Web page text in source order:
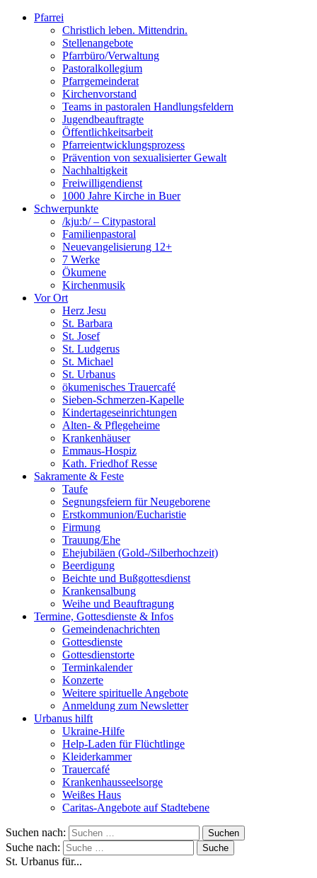
Pfarrei
Christlich leben. Mittendrin.
Stellenangebote
Pfarrbüro/Verwaltung
Pastoralkollegium
Pfarrgemeinderat
Kirchenvorstand
Teams in pastoralen Handlungsfeldern
Jugendbeauftragte
Öffentlichkeitsarbeit
Pfarreientwicklungsprozess
Prävention von sexualisierter Gewalt
Nachhaltigkeit
Freiwilligendienst
1000 Jahre Kirche in Buer
Schwerpunkte
/kju:b/ – Citypastoral
Familienpastoral
Neuevangelisierung 12+
7 Werke
Ökumene
Kirchenmusik
Vor Ort
Herz Jesu
St. Barbara
St. Josef
St. Ludgerus
St. Michael
St. Urbanus
ökumenisches Trauercafé
Sieben-Schmerzen-Kapelle
Kindertageseinrichtungen
Alten- & Pflegeheime
Krankenhäuser
Emmaus-Hospiz
Kath. Friedhof Resse
Sakramente & Feste
Taufe
Segnungsfeiern für Neugeborene
Erstkommunion/Eucharistie
Firmung
Trauung/Ehe
Ehejubiläen (Gold-/Silberhochzeit)
Beerdigung
Beichte und Bußgottesdienst
Krankensalbung
Weihe und Beauftragung
Termine, Gottesdienste & Infos
Gemeindenachrichten
Gottesdienste
Gottesdienstorte
Terminkalender
Konzerte
Weitere spirituelle Angebote
Anmeldung zum Newsletter
Urbanus hilft
Ukraine-Hilfe
Help-Laden für Flüchtlinge
Kleiderkammer
Trauercafé
Krankenhausseelsorge
Weißes Haus
Caritas-Angebote auf Stadtebene
Suchen nach:
Suche nach:
St. Urbanus für...